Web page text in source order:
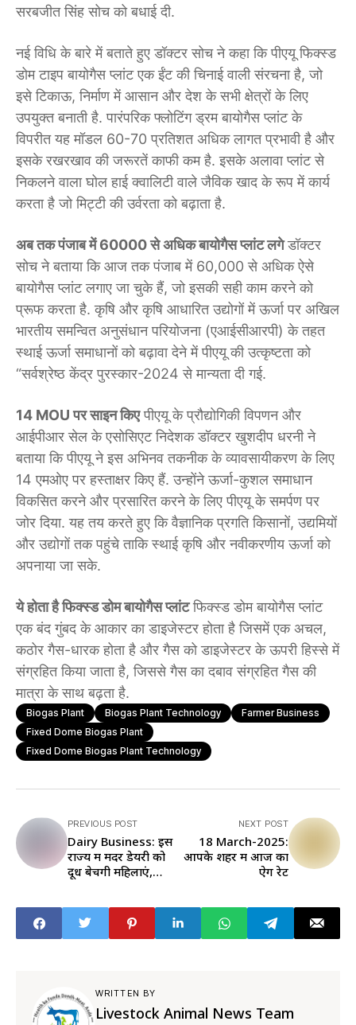
सरबजीत सिंह सोच को बधाई दी.
नई विधि के बारे में बताते हुए डॉक्टर सोच ने कहा कि पीएयू फिक्स्ड
डोम टाइप बायोगैस प्लांट एक ईंट की चिनाई वाली संरचना है, जो
इसे टिकाऊ, निर्माण में आसान और देश के सभी क्षेत्रों के लिए
उपयुक्त बनाती है. पारंपरिक फ्लोटिंग ड्रम बायोगैस प्लांट के
विपरीत यह मॉडल 60-70 प्रतिशत अधिक लागत प्रभावी है और
इसके रखरखाव की जरूरतें काफी कम है. इसके अलावा प्लांट से
निकलने वाला घोल हाई क्वालिटी वाले जैविक खाद के रूप में कार्य
करता है जो मिट्टी की उर्वरता को बढ़ाता है.
अब तक पंजाब में 60000 से अधिक बायोगैस प्लांट लगेडॉक्टर
सोच ने बताया कि आज तक पंजाब में 60,000 से अधिक ऐसे
बायोगैस प्लांट लगाए जा चुके हैं, जो इसकी सही काम करने को
प्रूफ करता है. कृषि और कृषि आधारित उद्योगों में ऊर्जा पर अखिल
भारतीय समन्वित अनुसंधान परियोजना (एआईसीआरपी) के तहत
स्थाई ऊर्जा समाधानों को बढ़ावा देने में पीएयू की उत्कृष्टता को
“सर्वश्रेष्ठ केंद्र पुरस्कार-2024 से मान्यता दी गई.
14 MOU पर साइन किएपीएयू के प्रौद्योगिकी विपणन और
आईपीआर सेल के एसोसिएट निदेशक डॉक्टर खुशदीप धरनी ने
बताया कि पीएयू ने इस अभिनव तकनीक के व्यावसायीकरण के लिए
14 एमओए पर हस्ताक्षर किए हैं. उन्होंने ऊर्जा-कुशल समाधान
विकसित करने और प्रसारित करने के लिए पीएयू के समर्पण पर
जोर दिया. यह तय करते हुए कि वैज्ञानिक प्रगति किसानों, उद्यमियों
और उद्योगों तक पहुंचे ताकि स्थाई कृषि और नवीकरणीय ऊर्जा को
अपनाया जा सके.
ये होता है फिक्स्ड डोम बायोगैस प्लांटफिक्स्ड डोम बायोगैस प्लांट
एक बंद गुंबद के आकार का डाइजेस्टर होता है जिसमें एक अचल,
कठोर गैस-धारक होता है और गैस को डाइजेस्टर के ऊपरी हिस्से में
संग्रहित किया जाता है, जिससे गैस का दबाव संग्रहित गैस की
मात्रा के साथ बढ़ता है.
Biogas Plant Biogas Plant Technology
Farmer Business
Fixed Dome Biogas Plant
Fixed Dome Biogas Plant Technology
PREVIOUS POST
Dairy Business: इस
राज्य में मदर डेयरी को
दूध बेचेंगी महिलाएं,
NEXT POST
18 March-2025:
आपके शहर में आज का
ऐग रेट
WRITTEN BY
Livestock Animal News Team